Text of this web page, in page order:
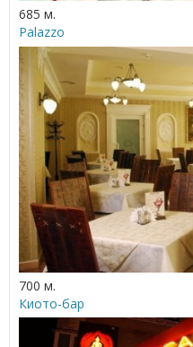
685 м.
Palazzo
700 м.
Киото-бар